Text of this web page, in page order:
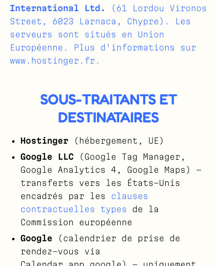
International Ltd.
(61 Lordou Vironos
Street, 6023 Larnaca, Chypre). Les
serveurs sont situés en Union
Européenne. Plus d'informations sur
www.hostinger.fr .
SOUS-TRAITANTS ET
DESTINATAIRES
Hostinger (hébergement, UE)
Google LLC (Google Tag Manager,
Google Analytics 4, Google Maps) —
transferts vers les États-Unis
encadrés par les clauses
contractuelles types de la
Commission européenne
Google (calendrier de prise de
rendez-vous via